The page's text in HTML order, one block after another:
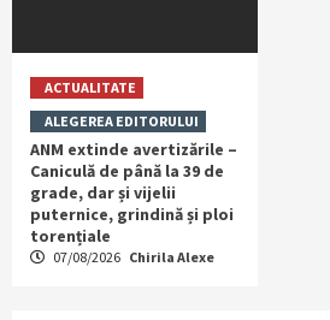
ACTUALITATE
ALEGEREA EDITORULUI
ANM extinde avertizările –
Caniculă de până la 39 de
grade, dar și vijelii
puternice, grindină și ploi
torențiale
07/08/2026 Chirila Alexe